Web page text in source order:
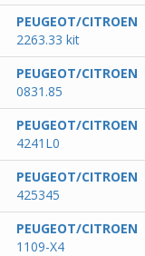
PEUGEOT/CITROEN
2263.33 kit
PEUGEOT/CITROEN
0831.85
PEUGEOT/CITROEN
4241L0
PEUGEOT/CITROEN
425345
PEUGEOT/CITROEN
1109-X4